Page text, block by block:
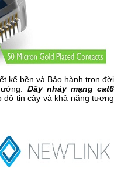
kế bền và Bảo hành trọn đời
Dây nhảy mạng cat6
tin cậy và khả năng tương